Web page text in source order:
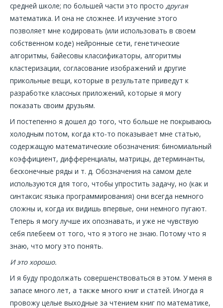
средней школе; по большей части это просто другая
математика. И она не сложнее. И изучение этого
позволяет мне кодировать (или использовать в своем
собственном коде) нейронные сети, генетические
алгоритмы, байесовы классификаторы, алгоритмы
кластеризации, согласование изображений и другие
прикольные вещи, которые в результате приведут к
разработке классных приложений, которые я могу
показать своим друзьям.
И постепенно я дошел до того, что больше не покрываюсь
холодным потом, когда кто-то показывает мне статью,
содержащую математические обозначения: биномиальный
коэффициент, дифференциалы, матрицы, детерминанты,
бесконечные ряды и т. д. Обозначения на самом деле
используются для того, чтобы упростить задачу, но (как и
синтаксис языка программирования) они всегда немного
сложны и, когда их видишь впервые, они немного пугают.
Теперь я могу лучше их опознавать, и уже не чувствую
себя плебеем от того, что я этого не знаю. Потому что я
знаю, что могу это понять.
И это хорошо.
И я буду продолжать совершенствоваться в этом. У меня в
запасе много лет, а также много книг и статей. Иногда я
провожу целые выходные за чтением книг по математике,